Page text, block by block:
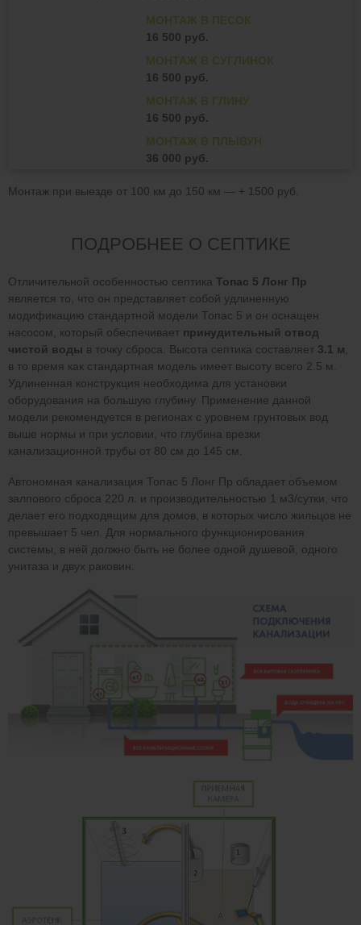
МОНТАЖ В ПЕСОК
16 500 руб.
МОНТАЖ В СУГЛИНОК
16 500 руб.
МОНТАЖ В ГЛИНУ
16 500 руб.
МОНТАЖ В ПЛЫВУН
36 000 руб.
Монтаж при выезде от 100 км до 150 км — + 1500 руб.
ПОДРОБНЕЕ О СЕПТИКЕ
Отличительной особенностью септика Топас 5 Лонг Пр
является то, что он представляет собой удлиненную
модификацию стандартной модели Топас 5 и он оснащен
насосом, который обеспечивает принудительный отвод
чистой воды в точку сброса. Высота септика составляет 3.1 м
в то время как стандартная модель имеет высоту всего 2.5 м.
Удлиненная конструкция необходима для установки
оборудования на большую глубину. Применение данной
модели рекомендуется в регионах с уровнем грунтовых вод
выше нормы и при условии, что глубина врезки
канализационной трубы от 80 см до 145 см.
Автономная канализация Топас 5 Лонг Пр обладает объемом
залпового сброса 220 л. и производительностью 1 м3/сутки, что
делает его подходящим для домов, в которых число жильцов не
превышает 5 чел. Для нормального функционирования
системы, в ней должно быть не более одной душевой, одного
унитаза и двух раковин.